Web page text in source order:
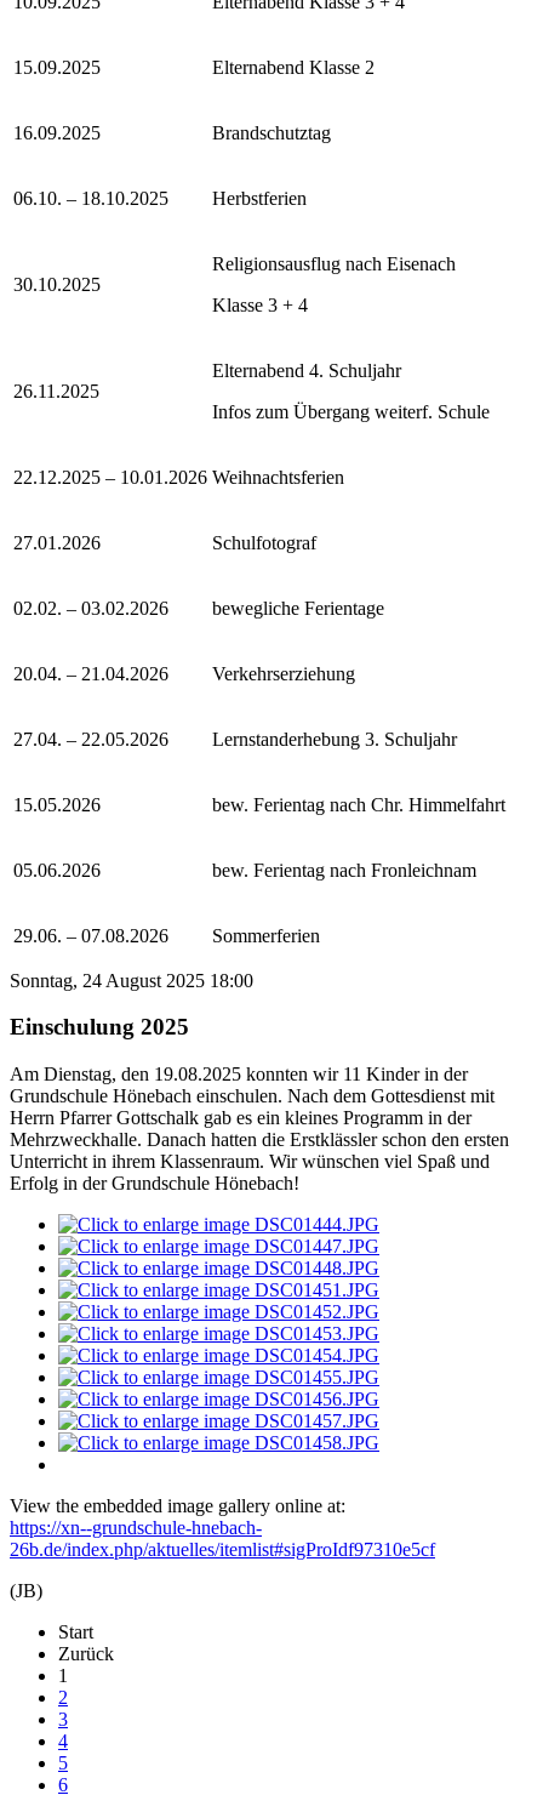
15.09.2025 Elternabend Klasse 2
16.09.2025 Brandschutztag
06.10. – 18.10.2025 Herbstferien
30.10.2025
Religionsausflug nach Eisenach
Klasse 3 + 4
26.11.2025
Elternabend 4. Schuljahr
Infos zum Übergang weiterf. Schule
22.12.2025 – 10.01.2026 Weihnachtsferien
27.01.2026 Schulfotograf
02.02. – 03.02.2026 bewegliche Ferientage
20.04. – 21.04.2026 Verkehrserziehung
27.04. – 22.05.2026 Lernstanderhebung 3. Schuljahr
15.05.2026 bew. Ferientag nach Chr. Himmelfahrt
05.06.2026 bew. Ferientag nach Fronleichnam
29.06. – 07.08.2026 Sommerferien
Sonntag, 24 August 2025 18:00
Einschulung 2025
Am Dienstag, den 19.08.2025 konnten wir 11 Kinder in der
Grundschule Hönebach einschulen. Nach dem Gottesdienst mit
Herrn Pfarrer Gottschalk gab es ein kleines Programm in der
Mehrzweckhalle. Danach hatten die Erstklässler schon den ersten
Unterricht in ihrem Klassenraum. Wir wünschen viel Spaß und
Erfolg in der Grundschule Hönebach!
View the embedded image gallery online at:
https://xn--grundschule-hnebach-
26b.de/index.php/aktuelles/itemlist#sigProIdf97310e5cf
(JB)
Start
Zurück
1
2
3
4
5
6